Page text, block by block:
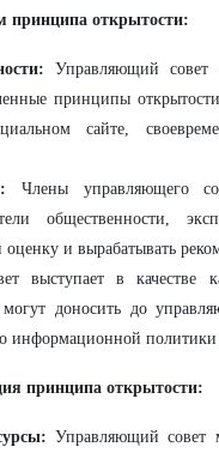
принципа открытости:
Управляющий совет
принципы
сайте,
Члены управляющего
общественности,
и вырабатывать
выступает в качестве
доносить до
информационной
принципа открытости:
Управляющий совет